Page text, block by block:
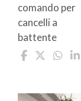
comando per
cancelli a
battente